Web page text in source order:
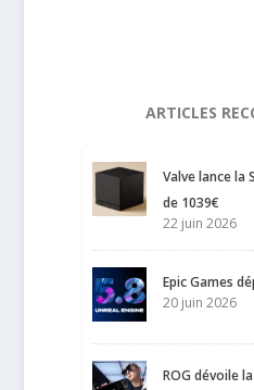
ARTICLES
Valve lance la
de 1039€
22 juin 2026
Epic Games
20 juin 2026
ROG dévoile